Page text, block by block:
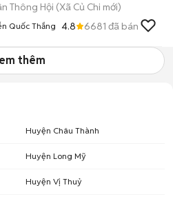
Thông Hội (Xã Củ Chi mới)
Quốc Thắng 4.8 6681 đã bán
thêm
Huyện Châu Thành
Huyện Long Mỹ
Huyện Vị Thuỷ